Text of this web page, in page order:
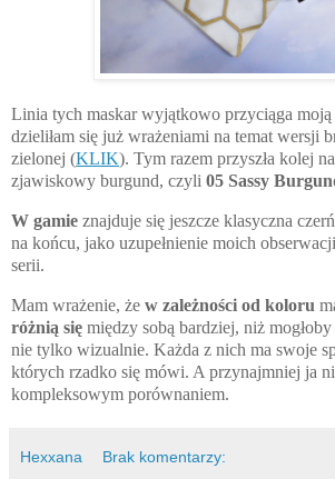
Linia tych maskar wyjątkowo przyciąga
dzieliłam się już wrażeniami na temat wersji
zielonej (KLIK). Tym razem przyszła kolej
zjawiskowy burgund, czyli 05 Sassy
W gamie znajduje się jeszcze klasyczna
na końcu, jako uzupełnienie moich
serii.
Mam wrażenie, że w zależności od koloru
różnią się między sobą bardziej, niż
nie tylko wizualnie. Każda z nich ma swoje
których rzadko się mówi. A przynajmniej ja
kompleksowym porównaniem.
Hexxana Brak komentarzy: